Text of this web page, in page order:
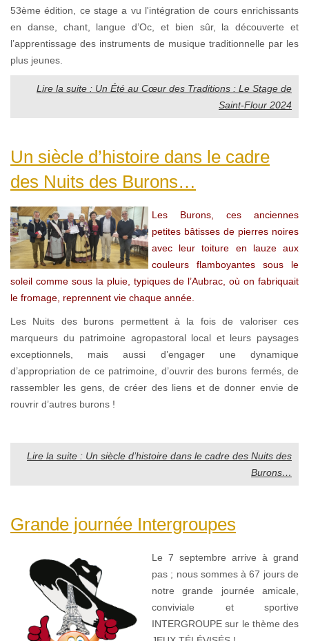
53ème édition, ce stage a vu l'intégration de cours enrichissants
en danse, chant, langue d’Oc, et bien sûr, la découverte et
l’apprentissage des instruments de musique traditionnelle par les
plus jeunes.
Lire la suite : Un Été au Cœur des Traditions : Le Stage de
Saint-Flour 2024
Un siècle d’histoire dans le cadre
des Nuits des Burons…
Les Burons, ces anciennes
petites bâtisses de pierres noires
avec leur toiture en lauze aux
couleurs flamboyantes sous le
soleil comme sous la pluie, typiques de l’Aubrac, où on fabriquait
le fromage, reprennent vie chaque année.
Les Nuits des burons permettent à la fois de valoriser ces
marqueurs du patrimoine agropastoral local et leurs paysages
exceptionnels, mais aussi d’engager une dynamique
d’appropriation de ce patrimoine, d’ouvrir des burons fermés, de
rassembler les gens, de créer des liens et de donner envie de
rouvrir d’autres burons !
Lire la suite : Un siècle d’histoire dans le cadre des Nuits des
Burons…
Grande journée Intergroupes
Le 7 septembre arrive à grand
pas ; nous sommes à 67 jours de
notre grande journée amicale,
conviviale et sportive
INTERGROUPE sur le thème des